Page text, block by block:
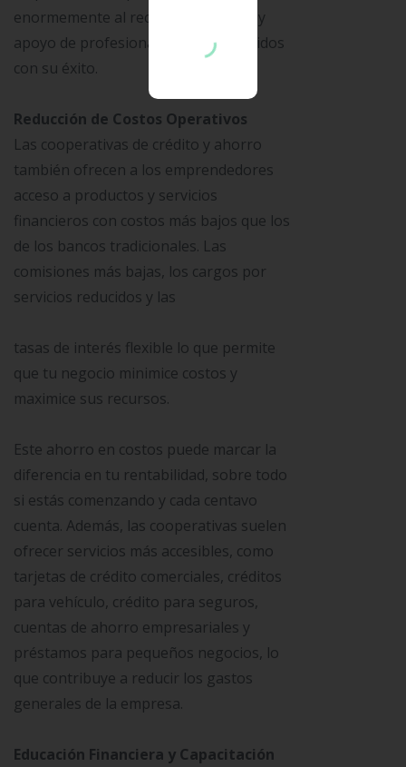
enormemente al recibir orientación y
apoyo de profesionales comprometidos
con su éxito.
Reducción de Costos Operativos
Las cooperativas de crédito y ahorro
también ofrecen a los emprendedores
acceso a productos y servicios
financieros con costos más bajos que los
de los bancos tradicionales. Las
comisiones más bajas, los cargos por
servicios reducidos y las
tasas de interés flexible lo que permite
que tu negocio minimice costos y
maximice sus recursos.
Este ahorro en costos puede marcar la
diferencia en tu rentabilidad, sobre todo
si estás comenzando y cada centavo
cuenta. Además, las cooperativas suelen
ofrecer servicios más accesibles, como
tarjetas de crédito comerciales, créditos
para vehículo, crédito para seguros,
cuentas de ahorro empresariales y
préstamos para pequeños negocios, lo
que contribuye a reducir los gastos
generales de la empresa.
Educación Financiera y Capacitación